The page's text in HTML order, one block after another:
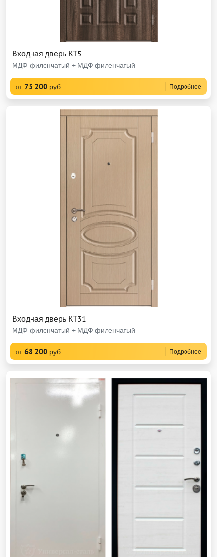
Входная дверь КТ5
МДФ филенчатый + МДФ филенчатый
от 75 200 руб Подробнее
Входная дверь КТ31
МДФ филенчатый + МДФ филенчатый
от 68 200 руб Подробнее